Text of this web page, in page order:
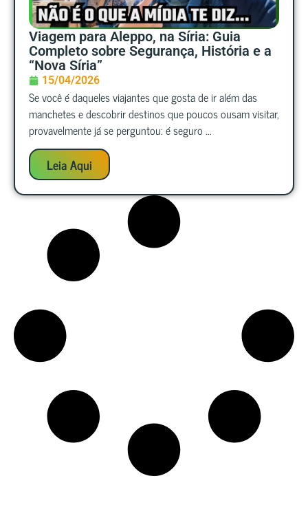
Viagem para Aleppo, na Síria: Guia
Completo sobre Segurança, História e a
“Nova Síria”
15/04/2026
Se você é daqueles viajantes que gosta de ir além das
manchetes e descobrir destinos que poucos ousam visitar,
provavelmente já se perguntou: é seguro ...
Leia Aqui